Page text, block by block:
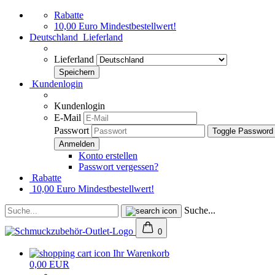
Rabatte
10,00 Euro Mindestbestellwert!
Deutschland Lieferland
Lieferland
Kundenlogin
Kundenlogin
E-Mail
Passwort
Toggle
Konto erstellen
Passwort vergessen?
Rabatte
10,00 Euro Mindestbestellwert!
Suche...
0
Ihr Warenkorb
0,00 EUR